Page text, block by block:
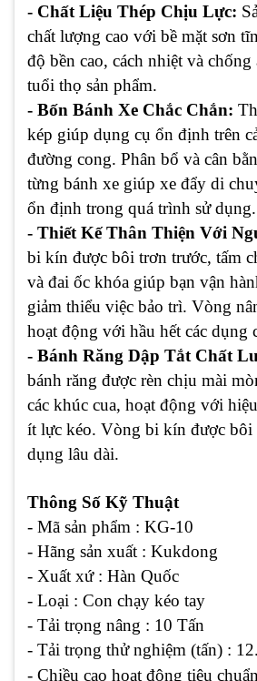
- Chất Liệu Thép Chịu Lực:
chất lượng cao với bề mặt sơn
độ bền cao, cách nhiệt và
tuổi thọ sản phẩm.
- Bốn Bánh Xe Chắc Chắn:
kép giúp dụng cụ ổn định trên
đường cong. Phân bổ và cân
từng bánh xe giúp xe đẩy di
ổn định trong quá trình sử dụng.
- Thiết Kế Thân Thiện Với
bi kín được bôi trơn trước, tấm
và đai ốc khóa giúp bạn vận
giảm thiểu việc bảo trì. Vòng
hoạt động với hầu hết các dụng
- Bánh Răng Dập Tắt Chất
bánh răng được rèn chịu mài
các khúc cua, hoạt động với
ít lực kéo. Vòng bi kín được bôi
dụng lâu dài.
Thông Số Kỹ Thuật
- Mã sản phẩm : KG-10
- Hãng sản xuất : Kukdong
- Xuất xứ : Hàn Quốc
- Loại : Con chạy kéo tay
- Tải trọng nâng : 10 Tấn
- Tải trọng thử nghiệm (tấn) :
- Chiều cao hoạt động tiêu chuẩn